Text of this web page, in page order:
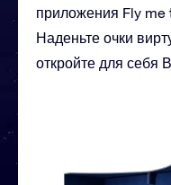
приложения Fly me
Наденьте очки
откройте для себя